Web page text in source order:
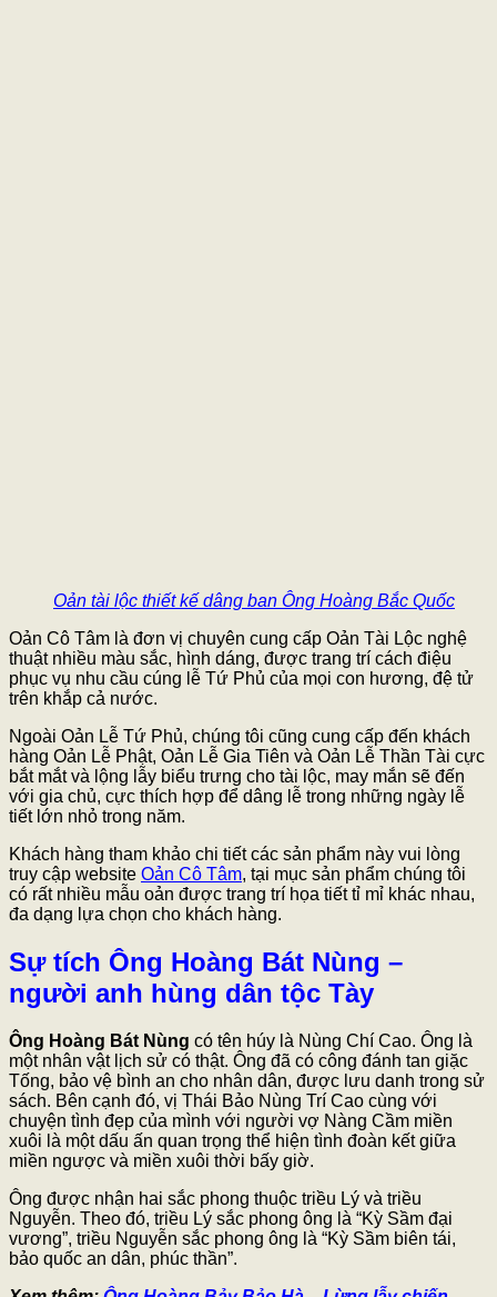
Oản tài lộc thiết kế dâng ban Ông Hoàng Bắc Quốc
Oản Cô Tâm là đơn vị chuyên cung cấp Oản Tài Lộc nghệ
thuật nhiều màu sắc, hình dáng, được trang trí cách điệu
phục vụ nhu cầu cúng lễ Tứ Phủ của mọi con hương, đệ tử
trên khắp cả nước.
Ngoài Oản Lễ Tứ Phủ, chúng tôi cũng cung cấp đến khách
hàng Oản Lễ Phật, Oản Lễ Gia Tiên và Oản Lễ Thần Tài cực
bắt mắt và lộng lẫy biểu trưng cho tài lộc, may mắn sẽ đến
với gia chủ, cực thích hợp để dâng lễ trong những ngày lễ
tiết lớn nhỏ trong năm.
Khách hàng tham khảo chi tiết các sản phẩm này vui lòng
truy cập website Oản Cô Tâm, tại mục sản phẩm chúng tôi
có rất nhiều mẫu oản được trang trí họa tiết tỉ mỉ khác nhau,
đa dạng lựa chọn cho khách hàng.
Sự tích Ông Hoàng Bát Nùng –
người anh hùng dân tộc Tày
Ông Hoàng Bát Nùng có tên húy là Nùng Chí Cao. Ông là
một nhân vật lịch sử có thật. Ông đã có công đánh tan giặc
Tống, bảo vệ bình an cho nhân dân, được lưu danh trong sử
sách. Bên cạnh đó, vị Thái Bảo Nùng Trí Cao cùng với
chuyện tình đẹp của mình với người vợ Nàng Cầm miền
xuôi là một dấu ấn quan trọng thể hiện tình đoàn kết giữa
miền ngược và miền xuôi thời bấy giờ.
Ông được nhận hai sắc phong thuộc triều Lý và triều
Nguyễn. Theo đó, triều Lý sắc phong ông là “Kỳ Sầm đại
vương”, triều Nguyễn sắc phong ông là “Kỳ Sầm biên tái,
bảo quốc an dân, phúc thần”.